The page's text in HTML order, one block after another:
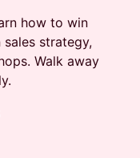
how to win
strategy,
Walk away